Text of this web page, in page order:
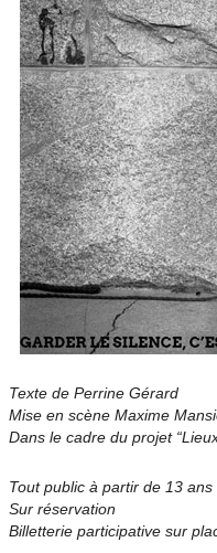
Texte de Perrine Gérard
Mise en scène Maxime
Dans le cadre du projet
Tout public à partir de 13 ans
Sur réservation
Billetterie participative sur